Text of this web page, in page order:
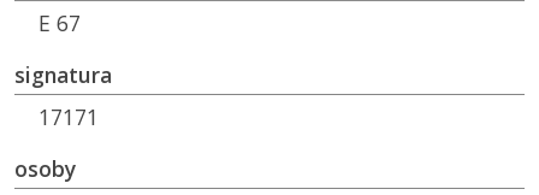
E 67
signatura
17171
osoby